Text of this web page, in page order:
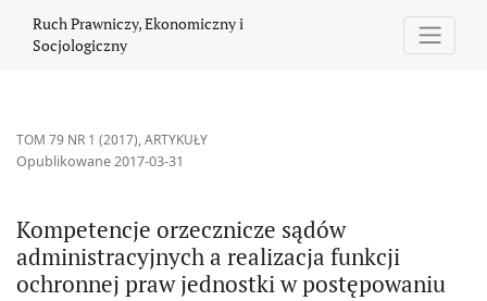
Ruch Prawniczy, Ekonomiczny i
Socjologiczny
TOM 79 NR 1 (2017),ARTYKUŁY
Kompetencje orzecznicze sądów
administracyjnych a realizacja funkcji
ochronnej praw jednostki w postępowaniu
Opublikowane 2017-03-31